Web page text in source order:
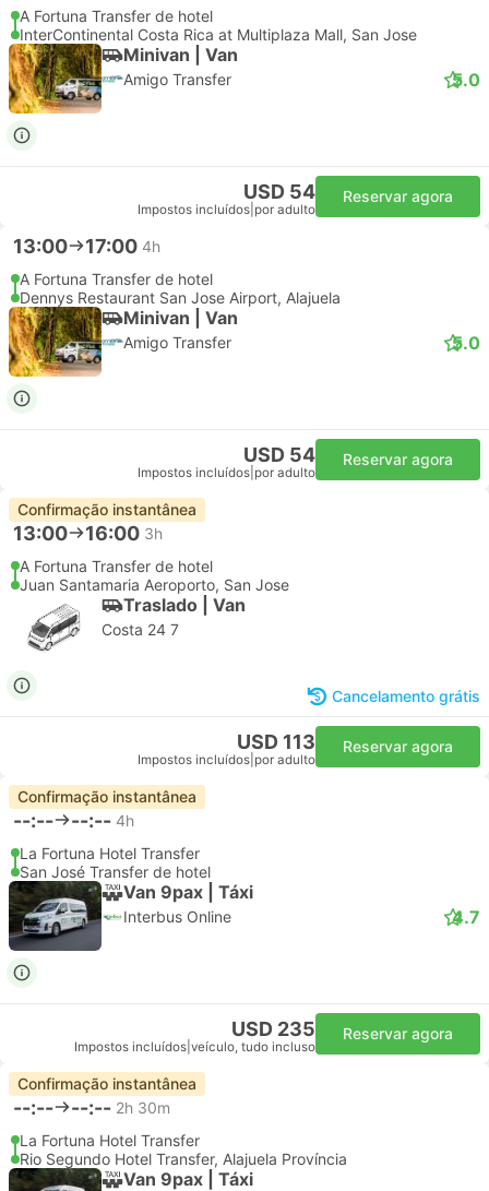
A Fortuna Transfer de hotel
InterContinental Costa Rica at Multiplaza Mall, San Jose
Minivan | Van
Amigo Transfer 5.0
USD 54
Impostos incluídos por adulto
Reservar agora
13:00 17:00 4h
A Fortuna Transfer de hotel
Dennys Restaurant San Jose Airport, Alajuela
Minivan | Van
Amigo Transfer 5.0
USD 54
Impostos incluídos por adulto
Reservar agora
Confirmação instantânea
13:00 16:00 3h
A Fortuna Transfer de hotel
Juan Santamaria Aeroporto, San Jose
Traslado | Van
Costa 24 7
Cancelamento grátis
USD 113
Impostos incluídos por adulto
Reservar agora
Confirmação instantânea
--:-- --:-- 4h
La Fortuna Hotel Transfer
San José Transfer de hotel
Van 9pax | Táxi
Interbus Online 4.7
USD 235
Impostos incluídos veículo, tudo incluso
Reservar agora
Confirmação instantânea
--:-- --:-- 2h 30m
La Fortuna Hotel Transfer
Rio Segundo Hotel Transfer, Alajuela Província
Van 9pax | Táxi